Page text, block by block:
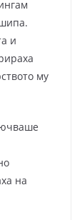
и
му
на